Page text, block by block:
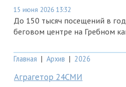
15 июня 2026 13:32
До 150 тысяч посещений в
беговом центре на Гребном
Главная | Архив | 2026
Аграгетор 24СМИ